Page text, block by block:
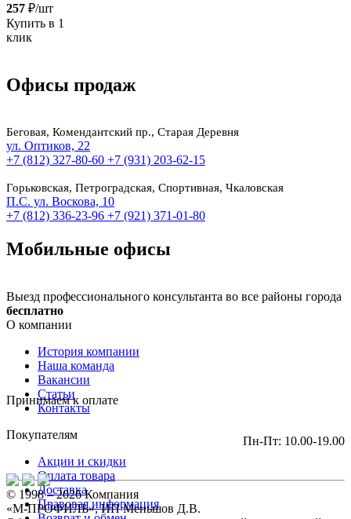
257 ₽/шт
Купить в 1
клик
Офисы продаж
Беговая, Комендантский пр., Старая Деревня
ул. Оптиков, 22
+7 (812) 327-80-60 +7 (931) 203-62-15
Горьковская, Петроградская, Спортивная, Чкаловская
П.С. ул. Воскова, 10
+7 (812) 336-23-96 +7 (921) 371-01-80
Мобильные офисы
Выезд профессионального консультанта во все районы города
бесплатно
О компании
История компании
Наша команда
Вакансии
Статьи
Контакты
Покупателям
Акции и скидки
Оплата товара
Доставка
Правовая информация
Принимаем к оплате
Пн-Пт: 10.00-19.00
© 1998 – 2026 Компания
«М-ПРОФИЛЬ», ИП Меньшов Д.В.